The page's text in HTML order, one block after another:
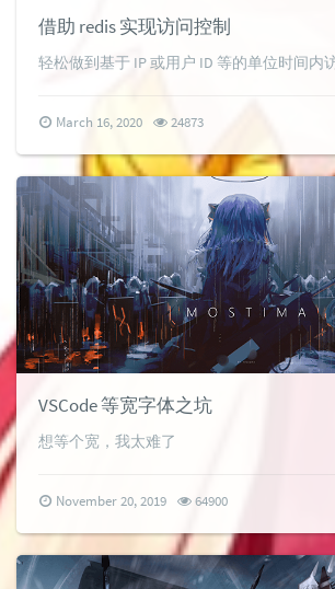
借助 redis 实现访问控制
轻松做到基于 IP 或用户 ID 等的单位时间内
March 16, 2020 24873
VSCode 等宽字体之坑
想等个宽，我太难了
November 20, 2019 64900